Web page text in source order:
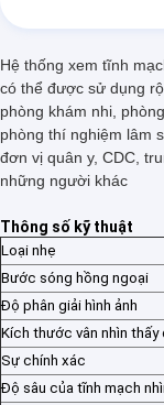
Hệ thống xem tĩnh
có thể được sử dụng
phòng khám nhi,
phòng thí nghiệm lâm
đơn vị quân y, CDC,
những người khác
Thông số kỹ thuật
Loại nhẹ
Bước sóng hồng ngoại
Độ phân giải hình ảnh
Kích thước vân nhìn thấy
Sự chính xác
Độ sâu của tĩnh mạch